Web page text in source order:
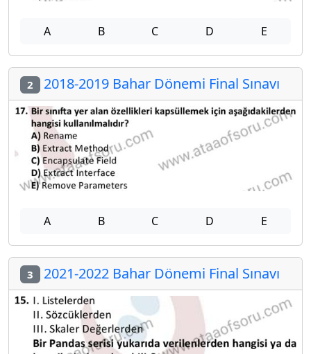
A B C D E
2 2018-2019 Bahar Dönemi Final Sınavı
A B C D E
3 2021-2022 Bahar Dönemi Final Sınavı